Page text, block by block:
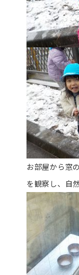
お部屋から窓
を観察し、自